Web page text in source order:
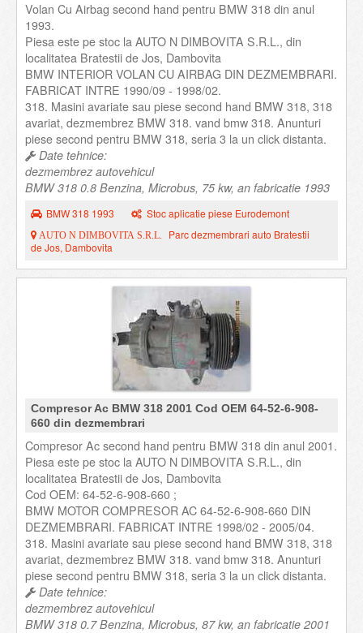
Volan Cu Airbag second hand pentru BMW 318 din anul
1993.
Piesa este pe stoc la AUTO N DIMBOVITA S.R.L., din
localitatea Bratestii de Jos, Dambovita
BMW INTERIOR VOLAN CU AIRBAG DIN DEZMEMBRARI.
FABRICAT INTRE 1990/09 - 1998/02.
318. Masini avariate sau piese second hand BMW 318, 318
avariat, dezmembrez BMW 318. vand bmw 318. Anunturi
piese second pentru BMW 318, seria 3 la un click distanta.
Date tehnice:
dezmembrez autovehicul
BMW 318 0.8 Benzina, Microbus, 75 kw, an fabricatie 1993
BMW 318 1993 Stoc aplicatie piese Eurodemont
AUTO N DIMBOVITA S.R.L.
Parc dezmembrari auto Bratestii
de Jos, Dambovita
Compresor Ac BMW 318 2001 Cod OEM 64-52-6-908-
660 din dezmembrari
Compresor Ac second hand pentru BMW 318 din anul 2001.
Piesa este pe stoc la AUTO N DIMBOVITA S.R.L., din
localitatea Bratestii de Jos, Dambovita
Cod OEM: 64-52-6-908-660 ;
BMW MOTOR COMPRESOR AC 64-52-6-908-660 DIN
DEZMEMBRARI. FABRICAT INTRE 1998/02 - 2005/04.
318. Masini avariate sau piese second hand BMW 318, 318
avariat, dezmembrez BMW 318. vand bmw 318. Anunturi
piese second pentru BMW 318, seria 3 la un click distanta.
Date tehnice:
dezmembrez autovehicul
BMW 318 0.7 Benzina, Microbus, 87 kw, an fabricatie 2001